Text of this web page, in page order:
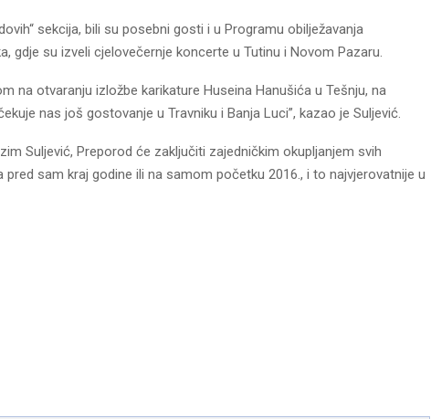
sekcija, bili su posebni gosti i u Programu obilježavanja
gdje su izveli cjelovečernje koncerte u Tutinu i Novom Pazaru.
na otvaranju izložbe karikature Huseina Hanušića u Tešnju, na
nas još gostovanje u Travniku i Banja Luci”, kazao je Suljević.
Suljević, Preporod će zaključiti zajedničkim okupljanjem svih
sam kraj godine ili na samom početku 2016., i to najvjerovatnije u